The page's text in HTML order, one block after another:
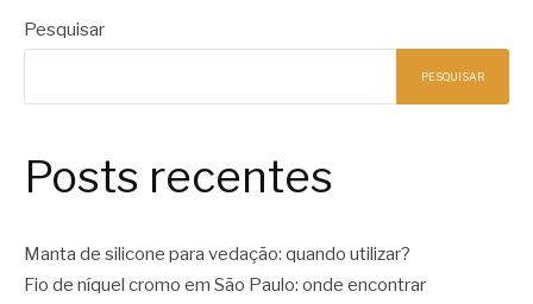
Pesquisar
PESQUISAR
Posts recentes
Manta de silicone para vedação: quando utilizar?
Fio de níquel cromo em São Paulo: onde encontrar